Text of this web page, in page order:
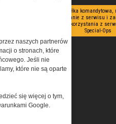
odpowiedzialnością Spółka
zabronione. Korzystanie z serwisu i
korzystania z
Special-Ops
naszych partnerów
o stronach, które
Jeśli nie
które nie są oparte
się więcej o tym,
Google.